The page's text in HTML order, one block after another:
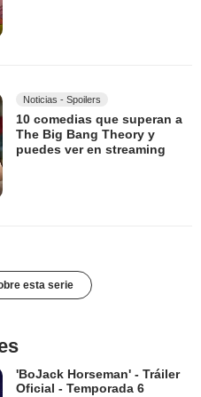
Noticias - Spoilers
10 comedias que superan a
The Big Bang Theory y
puedes ver en streaming
esta serie
'BoJack Horseman' - Tráiler
Oficial - Temporada 6